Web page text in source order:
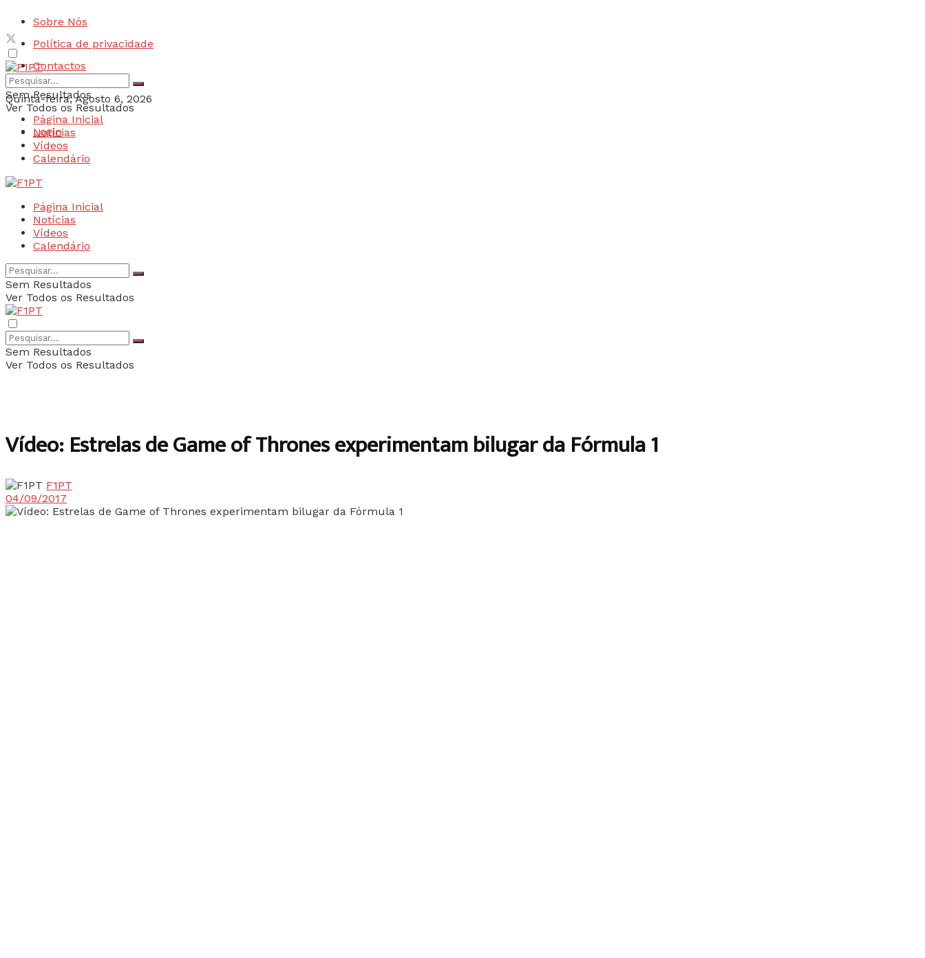
Sobre Nós
Política de privacidade
Contactos
Quinta-feira, Agosto 6, 2026
Login
Sem Resultados
Ver Todos os Resultados
Página Inicial
Notícias
Vídeos
Calendário
Página Inicial
Notícias
Vídeos
Calendário
Sem Resultados
Ver Todos os Resultados
Sem Resultados
Ver Todos os Resultados
Vídeo: Estrelas de Game of Thrones experimentam bilugar da Fórmula 1
F1PT
04/09/2017